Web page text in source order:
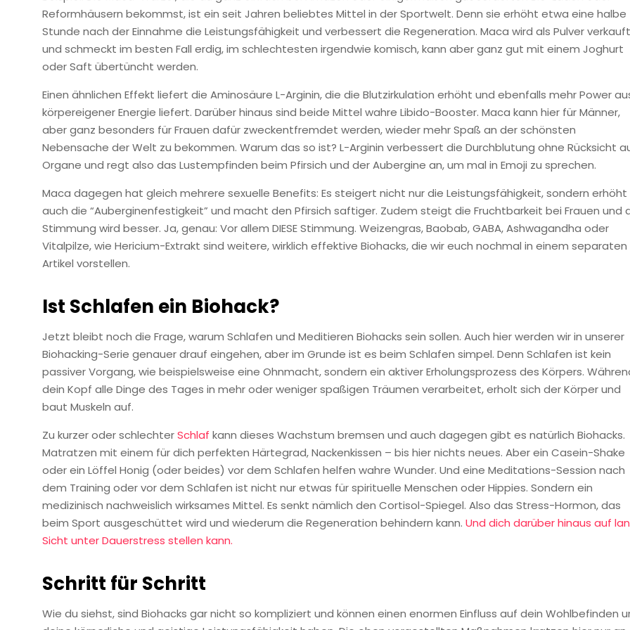
Reformhäusern bekommst, ist ein seit Jahren beliebtes Mittel in der Sportwelt. Denn sie erhöht etwa eine halbe
Stunde nach der Einnahme die Leistungsfähigkeit und verbessert die Regeneration. Maca wird als Pulver verkauft
und schmeckt im besten Fall erdig, im schlechtesten irgendwie komisch, kann aber ganz gut mit einem Joghurt
oder Saft übertüncht werden.
Einen ähnlichen Effekt liefert die Aminosäure L-Arginin, die die Blutzirkulation erhöht und ebenfalls mehr Power
körpereigener Energie liefert. Darüber hinaus sind beide Mittel wahre Libido-Booster. Maca kann hier für Männer,
aber ganz besonders für Frauen dafür zweckentfremdet werden, wieder mehr Spaß an der schönsten
Nebensache der Welt zu bekommen. Warum das so ist? L-Arginin verbessert die Durchblutung ohne Rücksicht
Organe und regt also das Lustempfinden beim Pfirsich und der Aubergine an, um mal in Emoji zu sprechen.
Maca dagegen hat gleich mehrere sexuelle Benefits: Es steigert nicht nur die Leistungsfähigkeit, sondern erhöht
auch die “Auberginenfestigkeit” und macht den Pfirsich saftiger. Zudem steigt die Fruchtbarkeit bei Frauen und
Stimmung wird besser. Ja, genau: Vor allem DIESE Stimmung. Weizengras, Baobab, GABA, Ashwagandha oder
Vitalpilze, wie Hericium-Extrakt sind weitere, wirklich effektive Biohacks, die wir euch nochmal in einem separaten
Artikel vorstellen.
Ist Schlafen ein Biohack?
Jetzt bleibt noch die Frage, warum Schlafen und Meditieren Biohacks sein sollen. Auch hier werden wir in unserer
Biohacking-Serie genauer drauf eingehen, aber im Grunde ist es beim Schlafen simpel. Denn Schlafen ist kein
passiver Vorgang, wie beispielsweise eine Ohnmacht, sondern ein aktiver Erholungsprozess des Körpers.
dein Kopf alle Dinge des Tages in mehr oder weniger spaßigen Träumen verarbeitet, erholt sich der Körper und
baut Muskeln auf.
Zu kurzer oder schlechterSchlaf kann dieses Wachstum bremsen und auch dagegen gibt es natürlich Biohacks.
Matratzen mit einem für dich perfekten Härtegrad, Nackenkissen – bis hier nichts neues. Aber ein Casein-Shake
oder ein Löffel Honig (oder beides) vor dem Schlafen helfen wahre Wunder. Und eine Meditations-Session nach
dem Training oder vor dem Schlafen ist nicht nur etwas für spirituelle Menschen oder Hippies. Sondern ein
medizinisch nachweislich wirksames Mittel. Es senkt nämlich den Cortisol-Spiegel. Also das Stress-Hormon, das
beim Sport ausgeschüttet wird und wiederum die Regeneration behindern kann. Und dich darüber hinaus auf
Sicht unter Dauerstress stellen kann.
Schritt für Schritt
Wie du siehst, sind Biohacks gar nicht so kompliziert und können einen enormen Einfluss auf dein Wohlbefinden